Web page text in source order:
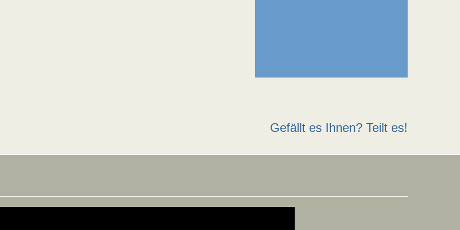
Gefällt es Ihnen? Teilt es!